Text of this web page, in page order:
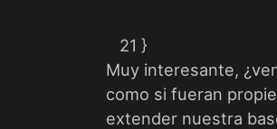
21 }
Muy interesante,
como si fueran
extender nuestra